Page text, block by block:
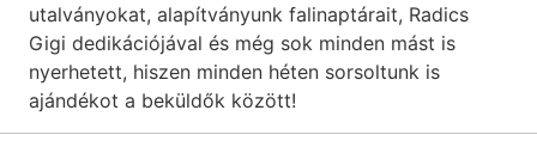
utalványokat, alapítványunk falinaptárait, Radics
Gigi dedikációjával és még sok minden mást is
nyerhetett, hiszen minden héten sorsoltunk is
ajándékot a beküldők között!